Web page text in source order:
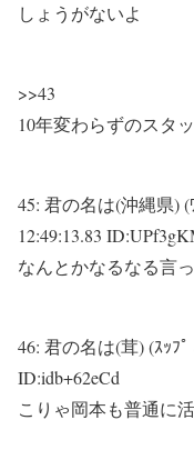
しょうがないよ
>>43
10年変わらずのスタ
45: 君の名は(沖縄県) (
12:49:13.83
なんとかなるなる言
46: 君の名は(茸) (ｽｯﾌﾟ
ID:idb+62eCd
こりゃ岡本も普通に